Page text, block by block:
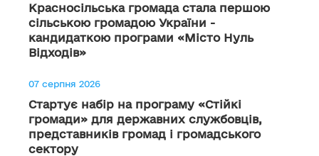
Красносільська громада стала першою
сільською громадою України -
кандидаткою програми «Місто Нуль
Відходів»
07 серпня 2026
Стартує набір на програму «Стійкі
громади» для державних службовців,
представників громад і громадського
сектору